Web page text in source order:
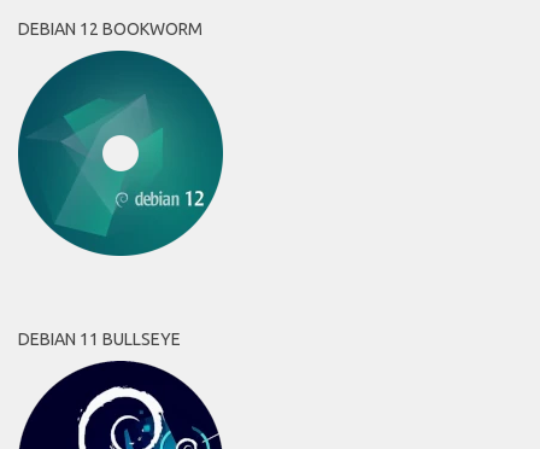
DEBIAN 12 BOOKWORM
DEBIAN 11 BULLSEYE